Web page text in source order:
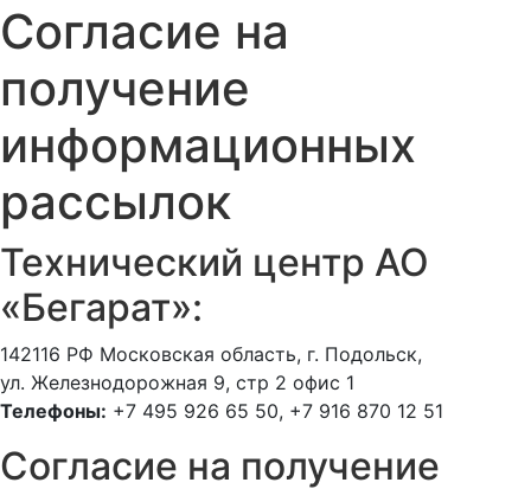
Согласие на
получение
информационных
рассылок
Технический центр АО
«Бегарат»:
142116 РФ Московская область, г. Подольск,
ул. Железнодорожная 9, стр 2 офис 1
Телефоны: +7 495 926 65 50, +7 916 870 12 51
Согласие на получение